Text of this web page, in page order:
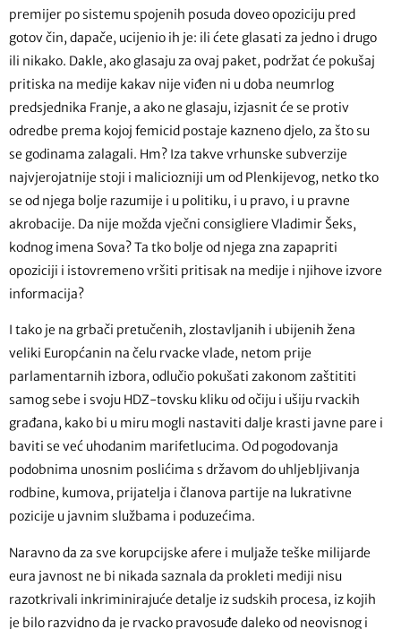
premijer po sistemu spojenih posuda doveo opoziciju pred
gotov čin, dapače, ucijenio ih je: ili ćete glasati za jedno i drugo
ili nikako. Dakle, ako glasaju za ovaj paket, podržat će pokušaj
pritiska na medije kakav nije viđen ni u doba neumrlog
predsjednika Franje, a ako ne glasaju, izjasnit će se protiv
odredbe prema kojoj femicid postaje kazneno djelo, za što su
se godinama zalagali. Hm? Iza takve vrhunske subverzije
najvjerojatnije stoji i maliciozniji um od Plenkijevog, netko tko
se od njega bolje razumije i u politiku, i u pravo, i u pravne
akrobacije. Da nije možda vječni consigliere Vladimir Šeks,
kodnog imena Sova? Ta tko bolje od njega zna zapapriti
opoziciji i istovremeno vršiti pritisak na medije i njihove izvore
informacija?
I tako je na grbači pretučenih, zlostavljanih i ubijenih žena
veliki Europćanin na čelu rvacke vlade, netom prije
parlamentarnih izbora, odlučio pokušati zakonom zaštititi
samog sebe i svoju HDZ-tovsku kliku od očiju i ušiju rvackih
građana, kako bi u miru mogli nastaviti dalje krasti javne pare i
baviti se već uhodanim marifetlucima. Od pogodovanja
podobnima unosnim poslićima s državom do uhljebljivanja
rodbine, kumova, prijatelja i članova partije na lukrativne
pozicije u javnim službama i poduzećima.
Naravno da za sve korupcijske afere i muljaže teške milijarde
eura javnost ne bi nikada saznala da prokleti mediji nisu
razotkrivali inkriminirajuće detalje iz sudskih procesa, iz kojih
je bilo razvidno da je rvacko pravosuđe daleko od neovisnog i